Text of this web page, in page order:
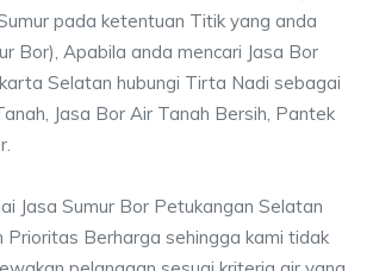
pada ketentuan Titik yang anda
Bor), Apabila anda mencari Jasa Bor
Selatan hubungi Tirta Nadi sebagai
Jasa Bor Air Tanah Bersih, Pantek
Jasa Sumur Bor Petukangan Selatan
Prioritas Berharga sehingga kami tidak